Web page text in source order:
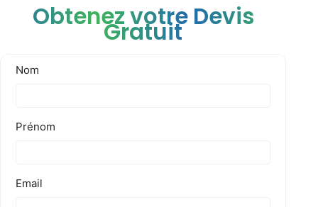
Obtenez votre Devis
Gratuit